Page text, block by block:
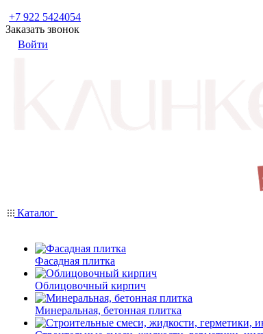
+7 922 5424054
Заказать звонок
Войти
Каталог
Фасадная плитка
Облицовочный кирпич
Минеральная, бетонная плитка